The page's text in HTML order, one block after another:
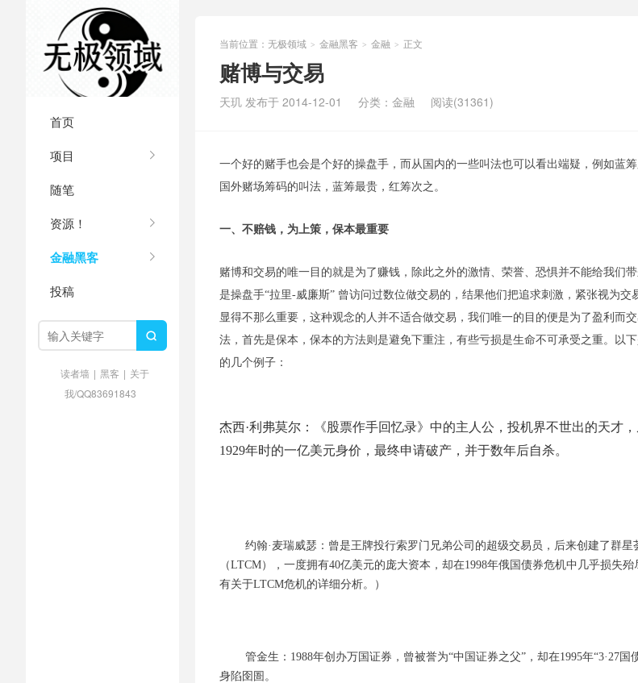
首页
项目
随笔
资源！
金融黑客
投稿

读者墙 | 黑客 | 关于
我/QQ83691843
当前位置： 无极领域 > 金融黑客 > 金融 > 正文
赌博与交易
天玑 发布于 2014-12-01 分类： 金融 阅读(31361)
一个好的赌手也会是个好的操盘手，而从国内的一些叫法也可以看出端疑，例如蓝
国外赌场筹码的叫法，蓝筹最贵，红筹次之。
一、不赔钱，为上策，保本最重要
赌博和交易的唯一目的就是为了赚钱，除此之外的激情、荣誉、恐惧并不能给我们
是操盘手“拉里-威廉斯” 曾访问过数位做交易的，结果他们把追求刺激，紧张视为交
显得不那么重要，这种观念的人并不适合做交易，我们唯一的目的便是为了盈利而
法，首先是保本，保本的方法则是避免下重注，有些亏损是生命不可承受之重。以
的几个例子：
杰西·利弗莫尔：《股票作手回忆录》中的主人公，投机界不世出的天才
1929年时的一亿美元身价，最终申请破产，并于数年后自杀。
约翰·麦瑞威瑟：曾是王牌投行索罗门兄弟公司的超级交易员，后来创建了群星
（LTCM），一度拥有40亿美元的庞大资本，却在1998年俄国债券危机中几乎损失
有关于LTCM危机的详细分析。）
管金生：1988年创办万国证券，曾被誉为“中国证券之父”，却在1995年“3·27国
身陷囹圄。